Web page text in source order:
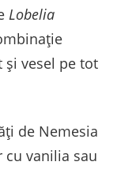
Lobelia
și vesel pe tot
de Nemesia
cu vanilia sau